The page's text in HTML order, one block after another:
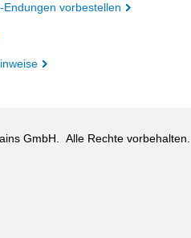
Endungen vorbestellen
GmbH. Alle Rechte vorbehalten.